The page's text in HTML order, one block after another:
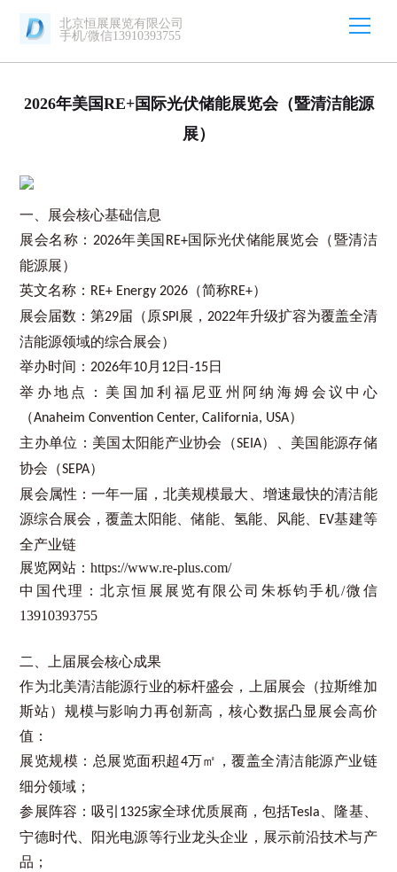
北京恒展展览有限公司
手机/微信13910393755
2026年美国RE+国际光伏储能展览会（暨清洁能源
展）
一、展会核心基础信息
展会名称： 2026年美国 RE+国际光伏储能展览会（暨清洁
能源展）
英文名称： RE+ Energy 2026 （简称RE+）
展会届数：第29届（原SPI 展， 2022年升级扩容为覆盖全清
洁能源领域的综合展会）
举办时间： 2026年10月 12日-15日
举办地点：美国加利福尼亚州阿纳海姆会议中心
（Anaheim Convention Center, California, USA）
主办单位：美国太阳能产业协会（SEIA）、美国能源存储
协会（SEPA）
展会属性：一年一届，北美规模最大、增速最快的清洁能
源综合展会，覆盖太阳能、储能、氢能、风能、
EV基建等
全产业链
展览网站：https://www.re-plus.com/
中国代理：北京恒展展览有限公司朱栎钧手机/微信
13910393755
二、上届展会核心成果
作为北美清洁能源行业的标杆盛会，上届展会（拉斯维加
斯站）规模与影响力再创新高，核心数据凸显展会高价
值：
展览规模：总展览面积超4万㎡，覆盖全清洁能源产业链
细分领域；
参展阵容：吸引 1325家全球优质展商，包括Tesla
、隆基、
宁德时代、阳光电源等行业龙头企业，展示前沿技术与产
品；